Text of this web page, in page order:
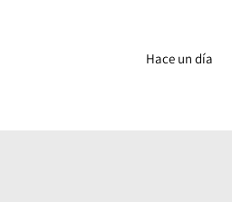
Hace un día